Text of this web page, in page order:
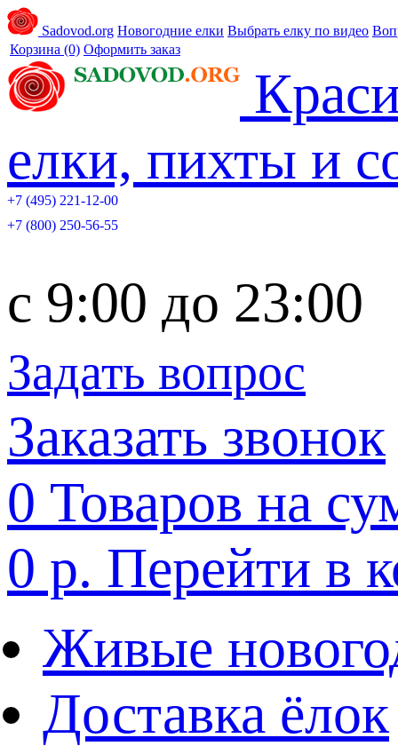
Sadovod.org Новогодние елки Выбрать елку по видео
Корзина (0) Оформить заказ
елки, пихты и
+7 (495) 221-12-00
+7 (800) 250-56-55
c 9:00 до 23:00
Задать вопрос
Заказать звонок
0 Товаров на
0 р. Перейти в
Живые
Доставка ёлок